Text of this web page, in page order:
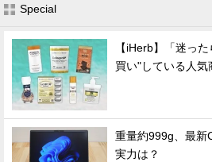
Special
【iHerb】「迷っ
買い"している人気
重量約999g、最新
実力は？